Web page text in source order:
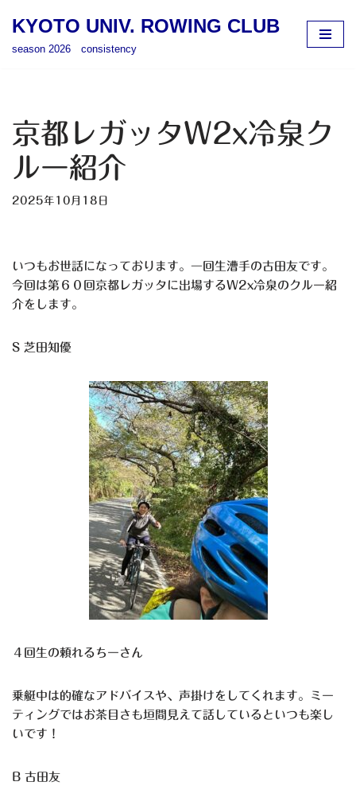
へ
ス
キ
ッ
KYOTO UNIV. ROWING CLUB
season 2026 consistency
京都レガッタW2x冷泉ク
ルー紹介
2025年10月18日
いつもお世話になっております。一回生漕手の古田友です。
今回は第６０回京都レガッタに出場するW2x冷泉のクルー紹
介をします。
S 芝田知優
４回生の頼れるちーさん
乗艇中は的確なアドバイスや、声掛けをしてくれます。ミー
ティングではお茶目さも垣間見えて話しているといつも楽し
いです！
B 古田友